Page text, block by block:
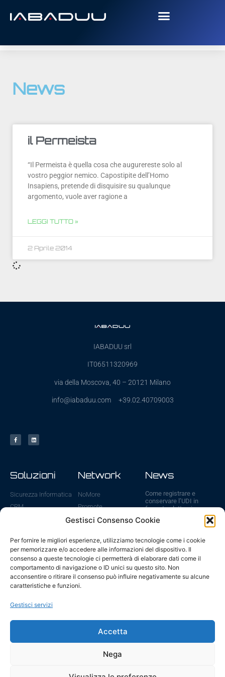
Gestisci Consenso Cookie
Per fornire le migliori esperienze, utilizziamo tecnologie come i cookie
per memorizzare e/o accedere alle informazioni del dispositivo. Il
consenso a queste tecnologie ci permetterà di elaborare dati come il
comportamento di navigazione o ID unici su questo sito. Non
acconsentire o ritirare il consenso può influire negativamente su alcune
caratteristiche e funzioni.
Gestisci servizi
Accetta
Nega
News
il Permeista
“Il Permeista è quella cosa che augurereste solo al
vostro peggior nemico. Capostipite dell’Homo
Insapiens, pretende di disquisire su qualunque
argomento, vuole aver ragione a
LEGGI TUTTO »
2 Aprile 2014
IABADUU srl
IT06511320969
via della Moscova, 40 – 20121 Milano
info@iabaduu.com +39.02.40709003
Soluzioni
Sicurezza Informatica
CRM
E-Commerce
Gestione IT
Fatturazione Elettronica
Network
NoMore
Promote
ViVA
News
Come registrare e
conservare l’UDI in
formato elettronico
31 Luglio 2026
rischi se non registri i
dispositivi medici
6 Luglio 2026
Scadenze UDI ed
EUDAMED 2026: tutte
le date da ricordare
24 Giugno 2026
Vai a tutte le news